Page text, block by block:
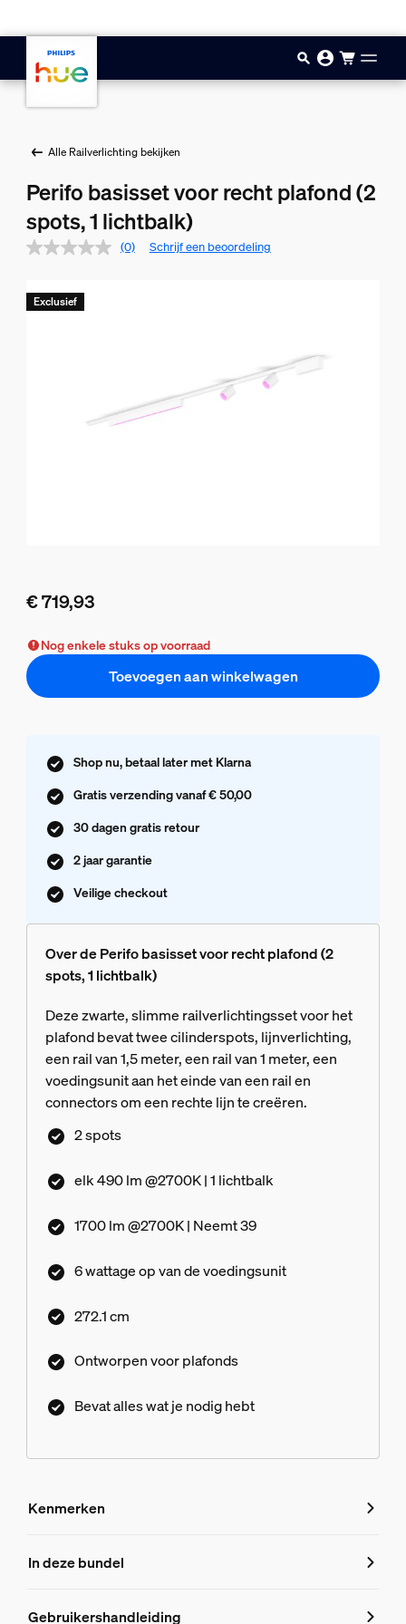
Alle Railverlichting bekijken
Perifo basisset voor recht plafond (2
spots, 1 lichtbalk)
(0) Schrijf een beoordeling
€ 719,93
Exclusief
Nog enkele stuks op voorraad
Toevoegen aan winkelwagen
Shop nu, betaal later met Klarna
Gratis verzending vanaf € 50,00
30 dagen gratis retour
2 jaar garantie
Veilige checkout
Over de Perifo basisset voor recht plafond (2
spots, 1 lichtbalk)
Deze zwarte, slimme railverlichtingsset voor het
plafond bevat twee cilinderspots, lijnverlichting,
een rail van 1,5 meter, een rail van 1 meter, een
voedingsunit aan het einde van een rail en
connectors om een rechte lijn te creëren.
2 spots
elk 490 lm @2700K | 1 lichtbalk
1700 lm @2700K | Neemt 39
6 wattage op van de voedingsunit
272.1 cm
Ontworpen voor plafonds
Bevat alles wat je nodig hebt
Kenmerken
Kenmerken
In deze bundel
Gebruikershandleiding